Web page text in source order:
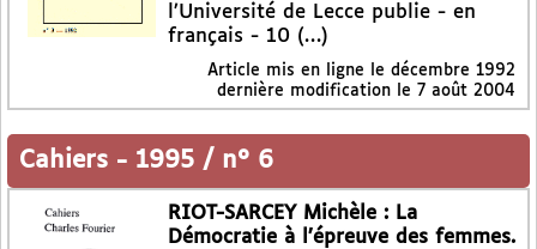
l’Université de Lecce publie - en
français - 10 (…)
Article mis en ligne le décembre 1992
dernière modification le 7 août 2004
Cahiers - 1995 / n° 6
RIOT-SARCEY Michèle : La
Démocratie à l’épreuve des femmes.